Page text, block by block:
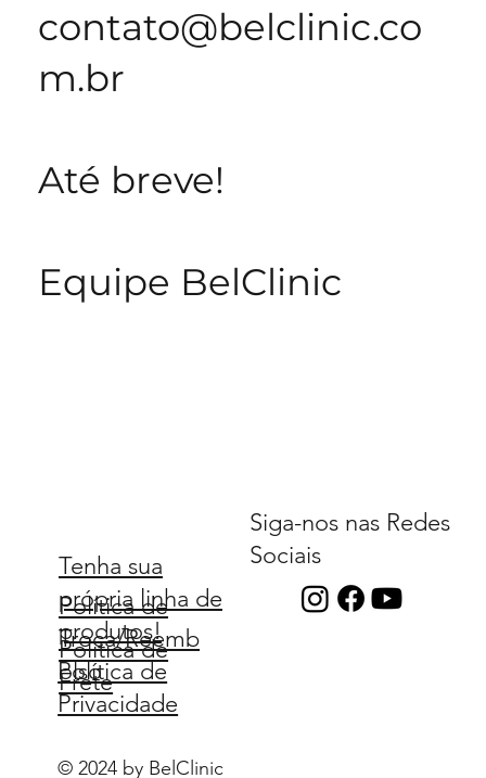
contato@belclinic.co
m.br
Até breve!
Equipe BelClinic
Política de
Frete
Política de
Privacidade
Política de
Troca/Reemb
olso
Siga-nos nas Redes
Sociais
Tenha sua
própria linha de
produtos!
© 2024 by BelClinic